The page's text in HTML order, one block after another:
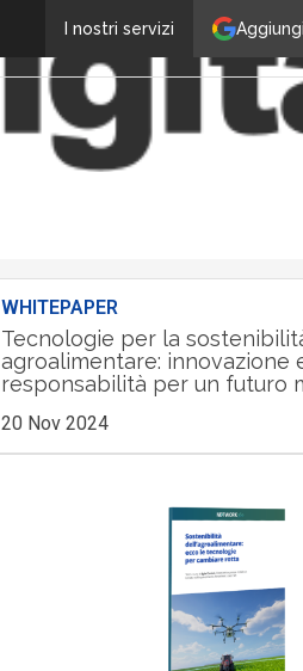
I nostri servizi
WHITEPAPER
Tecnologie per la
agroalimentare: innovazione
responsabilità per un futuro
20 Nov 2024